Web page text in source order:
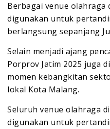
Berbagai venue olahraga
digunakan untuk
berlangsung sepanjang
Selain menjadi ajang
Porprov Jatim 2025 juga
momen kebangkitan
lokal Kota Malang.
Seluruh venue olahraga
digunakan untuk